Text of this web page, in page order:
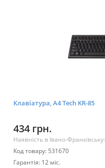
Клавіатура, A4 Tech KR-85
434 грн.
Наявність в Івано-Франківську:
Код товару: 531670
Гарантія: 12 міс.